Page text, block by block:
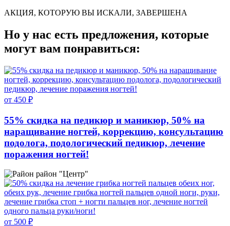
АКЦИЯ, КОТОРУЮ ВЫ ИСКАЛИ, ЗАВЕРШЕНА
Но у нас есть предложения, которые
могут вам понравиться:
от 450 ₽
55% скидка на педикюр и маникюр, 50% на
наращивание ногтей, коррекцию, консультацию
подолога, подологический педикюр, лечение
поражения ногтей!
район "Центр"
от 500 ₽